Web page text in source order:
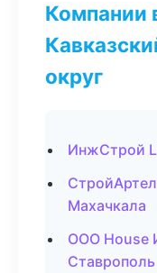
Компании
округ
ИнжСтрой
Махачкала
ООО House
Ставрополь